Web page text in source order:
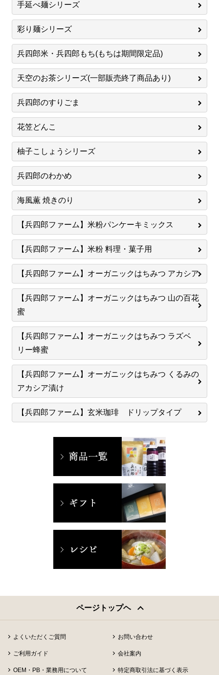
手延べ麺シリーズ
彩り麺シリーズ
兵四郎米・兵四郎もち(もちは期間限定品)
天空のお茶シリーズ(一部販売終了商品あり)
兵四郎のすりごま
花笠どんこ
柚子こしょうシリーズ
兵四郎のわかめ
海風薫 焼きのり
【兵四郎ファーム】米粉パンケーキミックス
【兵四郎ファーム】米粉 料理・菓子用
【兵四郎ファーム】オーガニックはちみつ アカシア
【兵四郎ファーム】オーガニックはちみつ 山の百花
蜜
【兵四郎ファーム】オーガニックはちみつ ラズベ
リー蜂蜜
【兵四郎ファーム】オーガニックはちみつ くるみの
アカシア漬け
【兵四郎ファーム】玄米珈琲 ドリップタイプ
ページトップヘ
よくいただくご質問 お問い合わせ
ご利用ガイド 会社案内
OEM・PB・業務用について 特定商取引法に基づく表示